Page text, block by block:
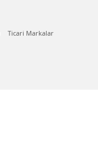
Ticari Markalar